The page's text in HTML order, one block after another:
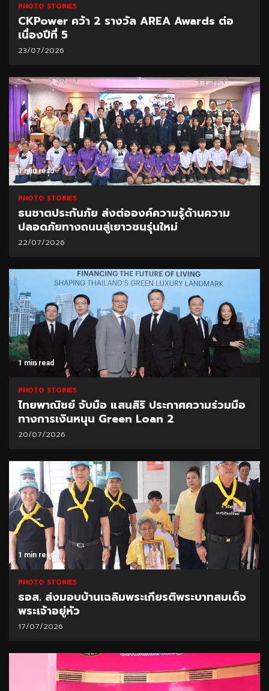
PHOTO STORIES
CKPower คว้า 2 รางวัล AREA Awards ต่อ
เนื่องปีที่ 5
23/07/2026
1 min read
PHOTO STORIES
ธนชาตประกันภัย ส่งต่อองค์ความรู้ด้านความ
ปลอดภัยทางถนนสู่เยาวชนรุ่นใหม่
22/07/2026
1 min read
PHOTO STORIES
ไทยพาณิชย์ จับมือ แสนสิริ ประกาศความร่วมมือ
ทางการเงินหนุน Green Loan 2
20/07/2026
1 min read
PHOTO STORIES
ธอส. ส่งมอบบ้านเฉลิมพระเกียรติพระบาทสมเด็จ
พระเจ้าอยู่หัว
17/07/2026